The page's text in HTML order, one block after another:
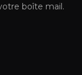
boîte mail.